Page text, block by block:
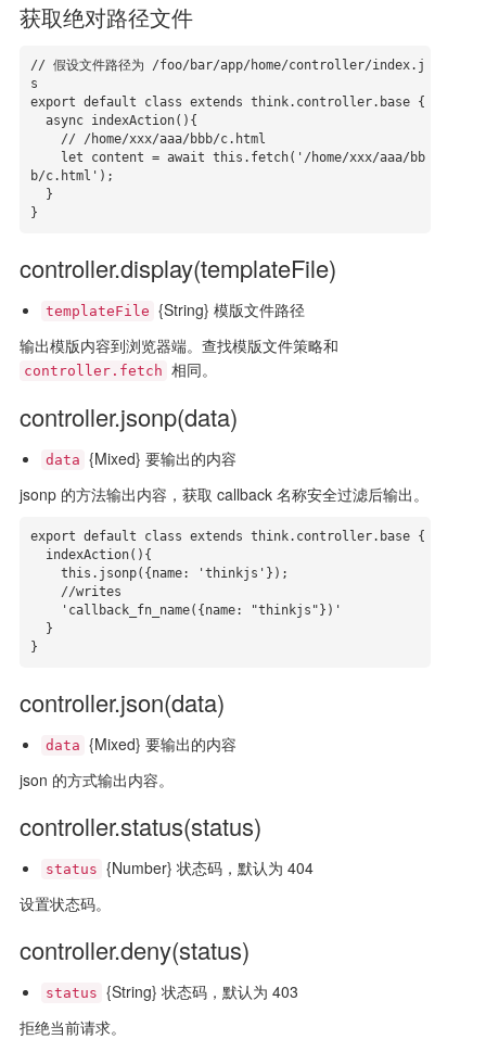
获取绝对路径文件
// 假设文件路径为 /foo/bar/app/home/controller/index.j
s
export default class extends think.controller.base {
b/c.html');
}
controller.display(templateFile)
templateFile {String} 模版文件路径
输出模版内容到浏览器端。查找模版文件策略和
controller.fetch 相同。
controller.jsonp(data)
data {Mixed} 要输出的内容
jsonp 的方法输出内容，获取 callback 名称安全过滤后输出。
export default class extends think.controller.base {
}
controller.json(data)
data {Mixed} 要输出的内容
json 的方式输出内容。
controller.status(status)
status {Number} 状态码，默认为 404
设置状态码。
controller.deny(status)
status {String} 状态码，默认为 403
拒绝当前请求。